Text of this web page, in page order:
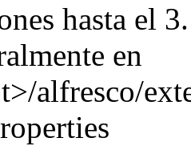
hasta el
en
alfresco/